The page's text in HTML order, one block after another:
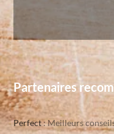
Partenaires
Perfect: Meilleurs